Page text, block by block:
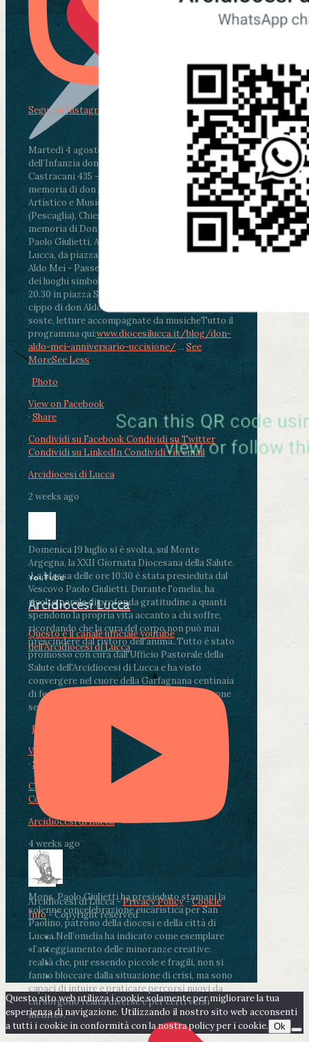
Martedì 4 agosto2026
ore 11:30 - Lucca, Scuola
dell’Infanzia don Aldo Mei - Viale Castruccio
Castracani 435 - Inaugurazione murales in
memoria di don Aldo Mei curato dal Liceo
Artistico e Musicale “Passaglia”
ore 18 - Fiano
(Pescaglia), Chiesa parrocchiale - Messa in
memoria di Don Aldo Mei celebrata da mons.
Paolo Giulietti, Arcivescovo di Lucca
ore 20.30 -
Lucca, da piazza San Michele al Cippo di don
Aldo Mei - Passeggiata della Memoria in alcuni
dei luoghi simbolo della città. Ritrovo alle ore
20.30 in piazza San Michele con conclusione al
cippo di don Aldo Mei (Porta Elisa). Durante le
soste, letture accompagnate da musicheTutto il
programma qui:www.diocesilucca.it/blog/don-
aldo-mei-anniversario-uccisione/ ... See
MoreSee Less
Photo
View on Facebook
· Share
Condividi su FacebookCondividi su Twitter
Condividi su LinkedInCondividi via email
Arcidiocesi di Lucca
2 weeks ago
Domenica 19 luglio si è svolta, sul Monte
Argegna, la XXII Giornata Diocesana della Salute.
.La Messa delle ore 10:30 è stata presieduta dal
Vescovo Paolo Giulietti. Durante l'omelia, ha
rivolto parole di profonda gratitudine a quanti
spendono la propria vita accanto a chi soffre,
ricordando che la cura del corpo non può mai
prescindere dal ristoro dell'anima..Tutto è stato
promosso con cura dall'Ufficio Pastorale della
Salute dell'Arcidiocesi di Lucca e ha visto
convergere nel cuore della Garfagnana centinaia
di fedeli, operatori sanitari, volontari e persone
segnate dalla malattia.
Photo
View on Facebook
· Share
Condividi su Facebook
Condividi su LinkedIn
Arcidiocesi di Lucca
4 weeks ago
Mons. Paolo Giulietti ha presieduto stamani la
solenne concelebrazione eucaristica per San
Paolino, patrono della diocesi e della città di
Lucca.Nell’omelia ha indicato come esemplare
«l’atteggiamento delle minoranze creative:
realtà che, pur essendo piccole e fragili, non si
fanno bloccare dalla situazione di crisi, ma sono
capaci di intuire e praticare percorsi nuovi da
cui sorgono realtà diverse e per certi versi
inedite».
Segui su Instagram
YouTube
Arcidiocesi Lucca
Questo è il canale ufficiale youtube
dell'Arcidiocesi di Lucca
Arcidiocesi di Lucca -Privacy Policy-Cookie
Info- Copyright reserved
Questo sito web utilizza i cookie solamente per migliorare la tua
esperienza di navigazione. Utilizzando il nostro sito web acconsenti
a tutti i cookie in conformità con la nostra policy per i cookie. Ok